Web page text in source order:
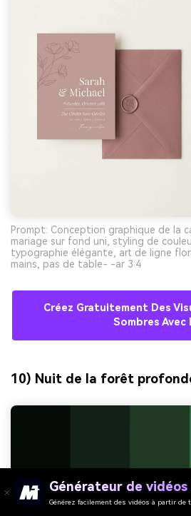
Prompt: Conception graphique de la
mariage sur fond uni, styling de
typographie élégante, art de ligne
mains, pas de table- -ar 3:4
Créez Gratuitement Des
Sombres Avec
10) Nuit de la forêt
Générateur de vidéos
Générez facilement des vidéos à partir de